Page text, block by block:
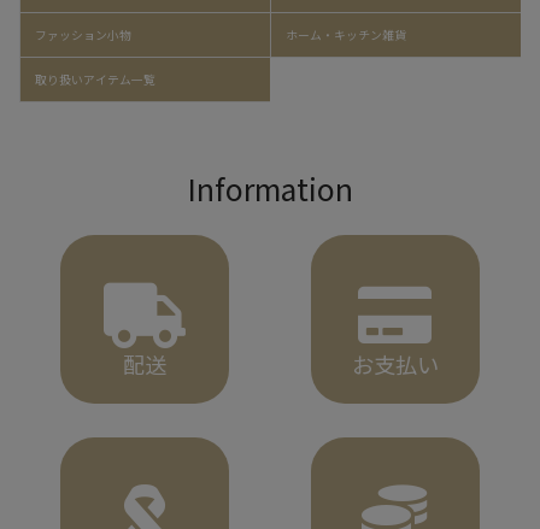
ファッション小物 ホーム・キッチン雑貨
取り扱いアイテム一覧
Information
配送 お支払い